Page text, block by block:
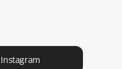
Instagram